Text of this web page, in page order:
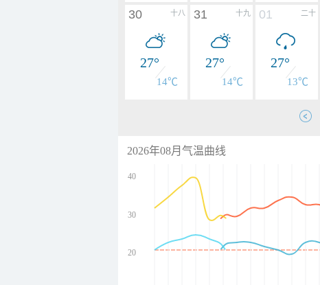
十八
30
27°
14℃
十九
31
27°
14℃
二十
01
27°
13℃
2026年08月气温曲线
40
30
20